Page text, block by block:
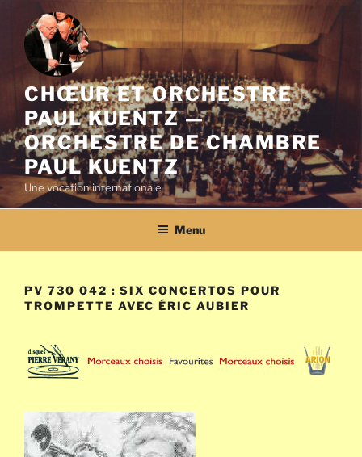
contenu
principal
CHŒUR ET ORCHESTRE
PAUL KUENTZ —
ORCHESTRE DE CHAMBRE
PAUL KUENTZ
Une vocation internationale
Menu
PV 730 042 : SIX CONCERTOS POUR
TROMPETTE AVEC ÉRIC AUBIER